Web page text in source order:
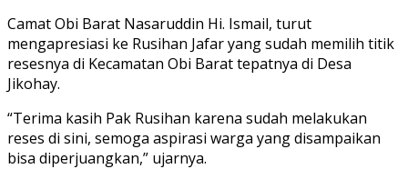
Camat Obi Barat Nasaruddin Hi. Ismail, turut
mengapresiasi ke Rusihan Jafar yang sudah memilih titik
resesnya di Kecamatan Obi Barat tepatnya di Desa
Jikohay.
“Terima kasih Pak Rusihan karena sudah melakukan
reses di sini, semoga aspirasi warga yang disampaikan
bisa diperjuangkan,” ujarnya.